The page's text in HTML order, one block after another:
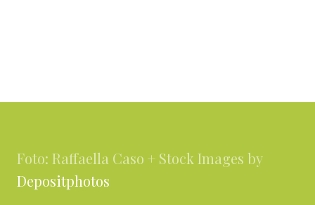
Foto: Raffaella Caso + Stock Images by
Depositphotos